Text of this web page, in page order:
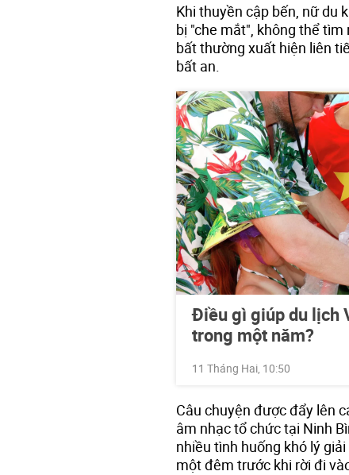
Khi thuyền cập bến, nữ du
bị "che mắt", không thể
bất thường xuất hiện liên
bất an.
Điều gì giúp du lịch
trong một năm?
11 Tháng Hai, 10:50
Câu chuyện được đẩy lên
âm nhạc tổ chức tại Ninh
nhiều tình huống khó lý
một đêm trước khi rời đi